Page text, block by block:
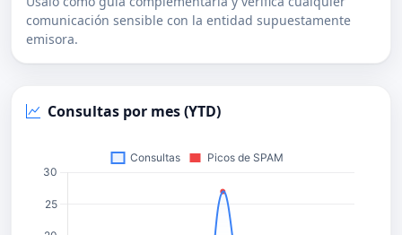
comunicación sensible con la entidad supuestamente
emisora.
Consultas por mes (YTD)